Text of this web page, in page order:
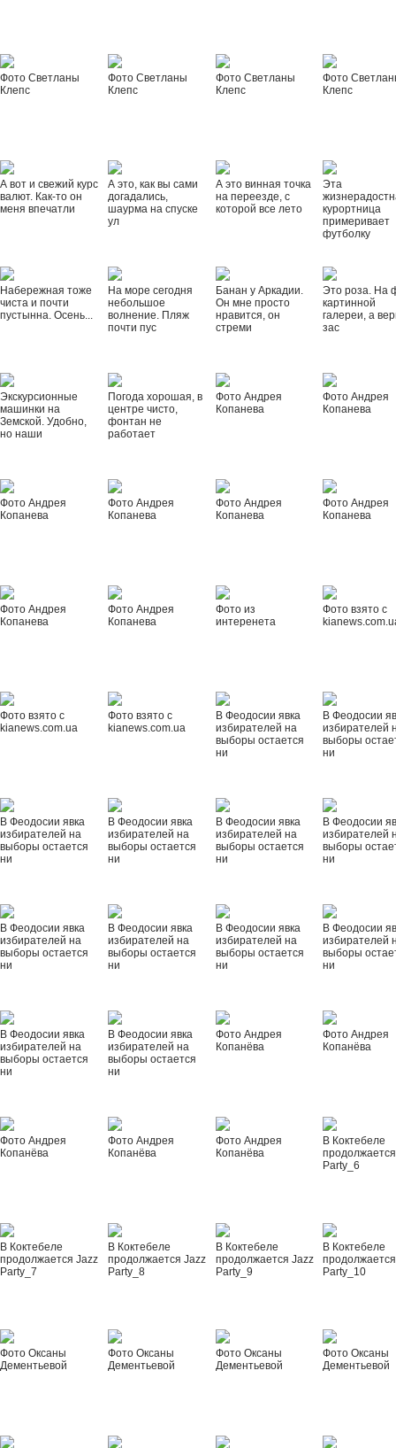
Фото Светланы
Клепс
Фото Светланы
Клепс
Фото Светланы
Клепс
Фото
Клепс
А вот и свежий курс
валют. Как-то он
меня впечатли
А это, как вы сами
догадались,
шаурма на спуске
ул
А это винная точка
на переезде, с
которой все лето
Эта
курортница
примеривает
футболку
Набережная тоже
чиста и почти
пустынна. Осень...
На море сегодня
небольшое
волнение. Пляж
почти пус
Банан у Аркадии.
Он мне просто
нравится, он
стреми
Это роза. На
картинной
галереи, а
зас
Экскурсионные
машинки на
Земской. Удобно,
но наши
Погода хорошая, в
центре чисто,
фонтан не
работает
Фото Андрея
Копанева
Фото Андрея
Копанева
Фото Андрея
Копанева
Фото Андрея
Копанева
Фото Андрея
Копанева
Фото Андрея
Копанева
Фото Андрея
Копанева
Фото Андрея
Копанева
Фото из
интеренета
Фото взято с
Фото взято с
kianews.com.ua
Фото взято с
kianews.com.ua
В Феодосии явка
избирателей на
выборы остается
ни
В Феодосии
избирателей
выборы
ни
В Феодосии явка
избирателей на
выборы остается
ни
В Феодосии явка
избирателей на
выборы остается
ни
В Феодосии явка
избирателей на
выборы остается
ни
В Феодосии
избирателей
выборы
ни
В Феодосии явка
избирателей на
выборы остается
ни
В Феодосии явка
избирателей на
выборы остается
ни
В Феодосии явка
избирателей на
выборы остается
ни
В Феодосии
избирателей
выборы
ни
В Феодосии явка
избирателей на
выборы остается
ни
В Феодосии явка
избирателей на
выборы остается
ни
Фото Андрея
Копанёва
Фото Андрея
Копанёва
Фото Андрея
Копанёва
Фото Андрея
Копанёва
Фото Андрея
Копанёва
В Коктебеле
Party_6
В Коктебеле
продолжается Jazz
Party_7
В Коктебеле
продолжается Jazz
Party_8
В Коктебеле
продолжается Jazz
Party_9
В Коктебеле
Party_10
Фото Оксаны
Дементьевой
Фото Оксаны
Дементьевой
Фото Оксаны
Дементьевой
Фото Оксаны
Дементьевой